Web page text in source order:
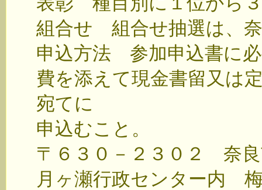
組合せ 組合せ抽選は、
申込方法 参加申込書に
費を添えて現金書留又は
宛てに
申込むこと。
〒６３０－２３０２ 奈
月ヶ瀬行政センター内